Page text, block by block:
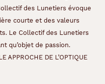
des Lunetiers évoque
courte et des valeurs
Le Collectif des Lunetiers
qu’objet de passion.
APPROCHE DE L’OPTIQUE